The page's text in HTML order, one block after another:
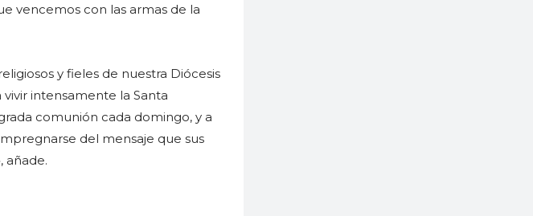
vencemos con las armas de la
y fieles de nuestra Diócesis
intensamente la Santa
comunión cada domingo, y a
del mensaje que sus
añade.